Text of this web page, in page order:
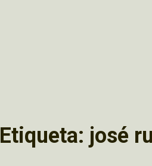
Etiqueta: josé